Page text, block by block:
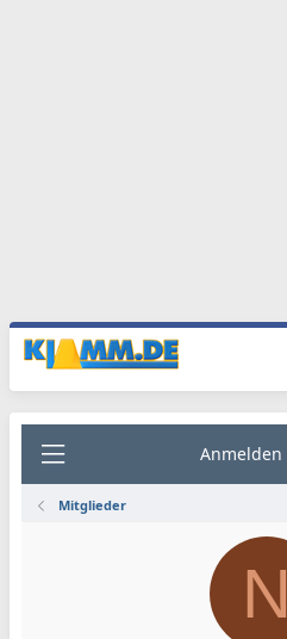
Anmelden
Mitglieder
N